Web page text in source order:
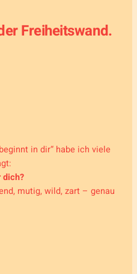
Freiheitswand.
in dir“habe ich viele
dich?
mutig, wild, zart – genau